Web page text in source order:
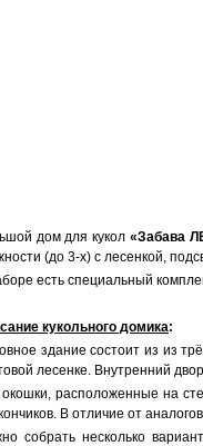
дом для кукол «Забава
(до 3-х) с лесенкой,
есть специальный
кукольного домика:
здание состоит из из
лесенке. Внутренний
окошки, расположенные на
В отличие от
собрать несколько